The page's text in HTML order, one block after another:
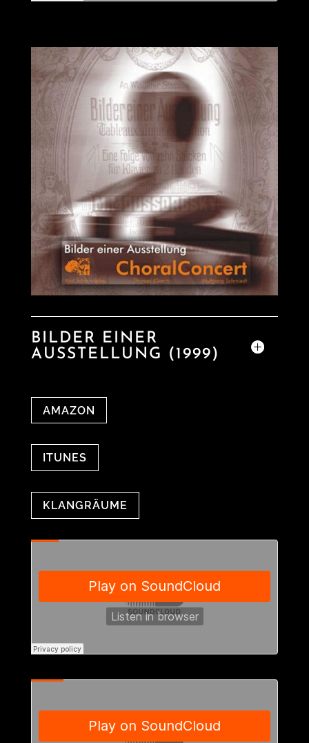
BILDER EINER
AUSSTELLUNG (1999)
AMAZON
ITUNES
KLANGRÄUME